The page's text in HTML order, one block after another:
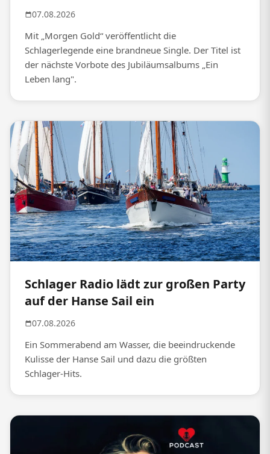
07.08.2026
Mit „Morgen Gold“ veröffentlicht die
Schlagerlegende eine brandneue Single. Der Titel ist
der nächste Vorbote des Jubiläumsalbums „Ein
Leben lang".
Schlager Radio lädt zur großen Party
auf der Hanse Sail ein
07.08.2026
Ein Sommerabend am Wasser, die beeindruckende
Kulisse der Hanse Sail und dazu die größten
Schlager-Hits.